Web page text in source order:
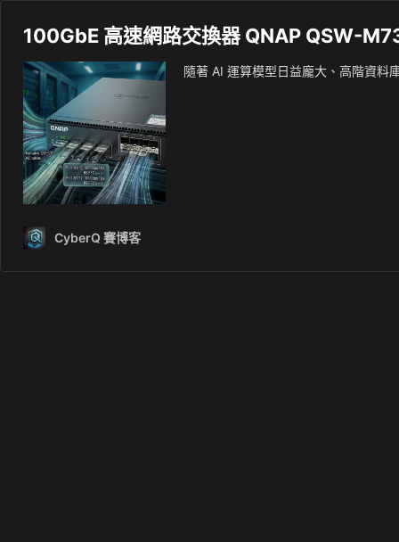
100GbE 高速網路交換器 QNAP QSW-
隨著 AI 運算模型日益龐大、高階資
CyberQ 賽博客